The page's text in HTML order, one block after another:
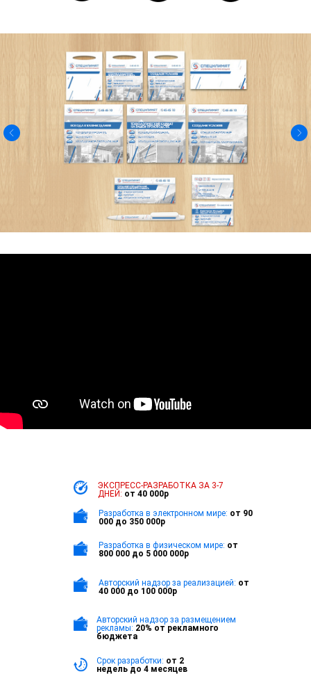
Разработка в электронном мире: от 90
000 до 350 000р
Разработка в физическом мире: от
800 000 до 5 000 000р
Авторский надзор за реализацией: от
40 000 до 100 000р
Авторский надзор за размещением
рекламы: 20% от рекламного
бюджета
Срок разработки: от 2
недель до 4 месяцев
ЭКСПРЕСС-РАЗРАБОТКА ЗА 3-7
ДНЕЙ: от 40 000р